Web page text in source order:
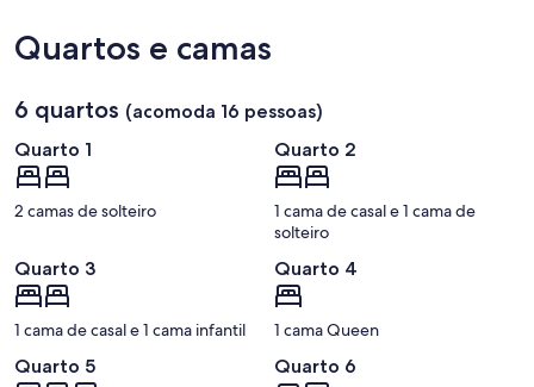
Quartos e camas
6 quartos (acomoda 16 pessoas)
Quarto 1
2 camas de solteiro
Quarto 2
1 cama de casal e 1 cama de
solteiro
Quarto 3
1 cama de casal e 1 cama infantil
Quarto 4
1 cama Queen
Quarto 5 Quarto 6